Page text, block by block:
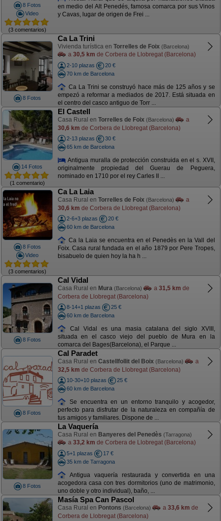
8 Fotos
Video
(3 comentarios)
en medio del Alt Penedés, famosa comarca por sus Vinos
y Cavas, lugar de origen de Frei ...
8 Fotos
Ca La Trini
Vivienda turística en Torrelles de Foix (Barcelona)
a 30,5 km de Corbera de Llobregat (Barcelona)
2-10 plazas
20 €
70 km de Barcelona
Ca La Trini se construyó hace más de 125 años y se
empezó a reformar a mediados de 2017. Está situada en
el centro del casco antiguo de Torr ...
14 Fotos
(1 comentario)
El Castell
Casa Rural en Torrelles de Foix (Barcelona)
a
30,6 km de Corbera de Llobregat (Barcelona)
2-13 plazas
30 €
65 km de Barcelona
Antigua muralla de protección construida en el s. XVII,
originalmente propiedad del Guerau de Peguera,
nominado en 1710 por el rey Carles II ...
8 Fotos
Video
(3 comentarios)
Ca La Laia
Casa Rural en Torrelles de Foix (Barcelona)
a
30,6 km de Corbera de Llobregat (Barcelona)
2-6+3 plazas
20 €
60 km de Barcelona
Ca la Laia se encuentra en el Penedès en la Vall del
Foix. Casa rural fundada en el año 1879 por Pere Tropes,
bisabuelo de quien hoy la ha h ...
8 Fotos
Cal Vidal
Casa Rural en Mura (Barcelona) a 31,5 km de
Corbera de Llobregat (Barcelona)
8-14+1 plazas
25 €
60 km de Barcelona
Cal Vidal es una masia catalana del siglo XVIII,
situada en el casco viejo del pueblo de Mura en la
comarca del Bages(Barcelona), el Parque ...
8 Fotos
Cal Paradet
Casa Rural en Castellfollit del Boix (Barcelona)
a
32,5 km de Corbera de Llobregat (Barcelona)
10-30+10 plazas
25 €
60 km de Barcelona
Se encuentra en un entorno tranquilo y acogedor,
perfecto para disfrutar de la naturaleza en compañía de
tus amigos y familiares. Dispone de ...
8 Fotos
La Vaquería
Casa Rural en Banyeres del Penedès (Tarragona)
a 33,2 km de Corbera de Llobregat (Barcelona)
5+1 plazas
17 €
35 km de Tarragona
Antigua vaquería restaurada y convertida en una
acogedora casa con tres dormitorios (uno de matrimonio,
uno doble y otro individual), baño, ...
Masía Spa Can Pascol
Casa Rural en Pontons (Barcelona) a 33,6 km de
Corbera de Llobregat (Barcelona)